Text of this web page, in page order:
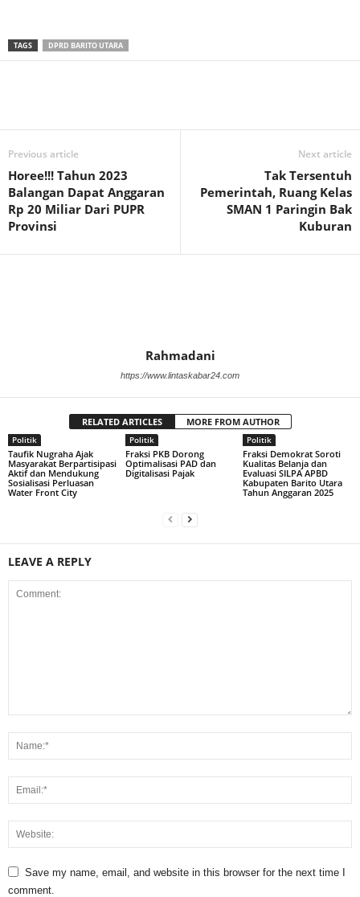
TAGS DPRD BARITO UTARA
Previous article
Horee!!! Tahun 2023
Balangan Dapat Anggaran
Rp 20 Miliar Dari PUPR
Provinsi
Next article
Tak Tersentuh
Pemerintah, Ruang Kelas
SMAN 1 Paringin Bak
Kuburan
Rahmadani
https://www.lintaskabar24.com
RELATED ARTICLES MORE FROM AUTHOR
Politik
Taufik Nugraha Ajak
Masyarakat Berpartisipasi
Aktif dan Mendukung
Sosialisasi Perluasan
Water Front City
Politik
Fraksi PKB Dorong
Optimalisasi PAD dan
Digitalisasi Pajak
Politik
Fraksi Demokrat Soroti
Kualitas Belanja dan
Evaluasi SILPA APBD
Kabupaten Barito Utara
Tahun Anggaran 2025
LEAVE A REPLY
Save my name, email, and website in this browser for the next time I
comment.